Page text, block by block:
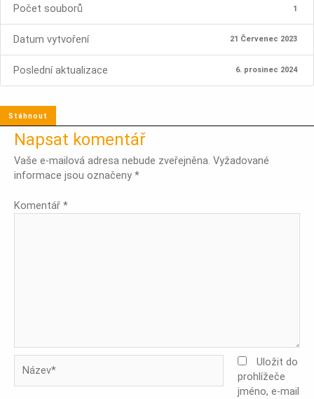
Počet souborů 1
Datum vytvoření 21 Červenec 2023
Poslední aktualizace 6. prosinec 2024
Stáhnout
Napsat komentář
Vaše e-mailová adresa nebude zveřejněna. Vyžadované
informace jsou označeny *
Komentář *
Uložit do
prohlížeče
jméno, e-mail